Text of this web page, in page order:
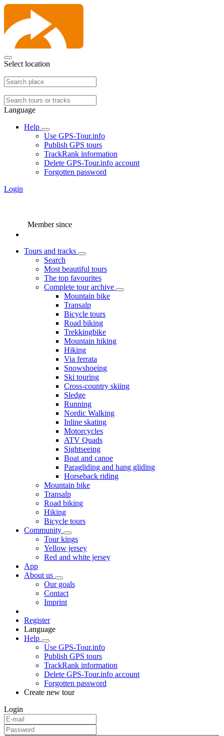
Select location
Language
Help
Use GPS-Tour.info
Publish GPS tours
TrackRank information
Delete GPS-Tour.info account
Forgotten password
Login
Member since
Tours and tracks
Search
Most beautiful tours
The top favourites
Complete tour archive
Mountain bike
Transalp
Bicycle tours
Road biking
Trekkingbike
Mountain hiking
Hiking
Via ferrata
Snowshoeing
Ski touring
Cross-country skiing
Sledge
Running
Nordic Walking
Inline skating
Motorcycles
ATV Quads
Sightseeing
Boat and canoe
Paragliding and hang gliding
Horseback riding
Mountain bike
Transalp
Road biking
Hiking
Bicycle tours
Community
Tour kings
Yellow jersey
Red and white jersey
App
About us
Our goals
Contact
Imprint
Register
Language
Help
Use GPS-Tour.info
Publish GPS tours
TrackRank information
Delete GPS-Tour.info account
Forgotten password
Create new tour
Login